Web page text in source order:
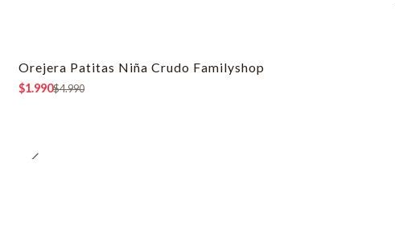
-60% OFF
Orejera Patitas Niña Crudo Familyshop
$1.990$4.990